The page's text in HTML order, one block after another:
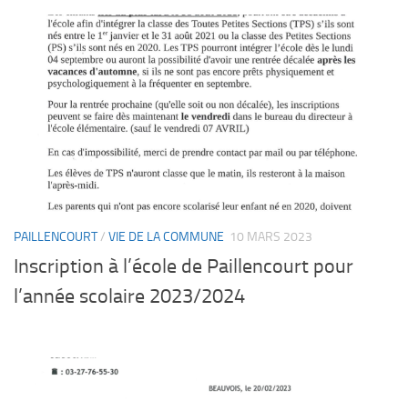
PAILLENCOURT/ VIE DE LA COMMUNE 10 MARS 2023
Inscription à l’école de Paillencourt pour
l’année scolaire 2023/2024